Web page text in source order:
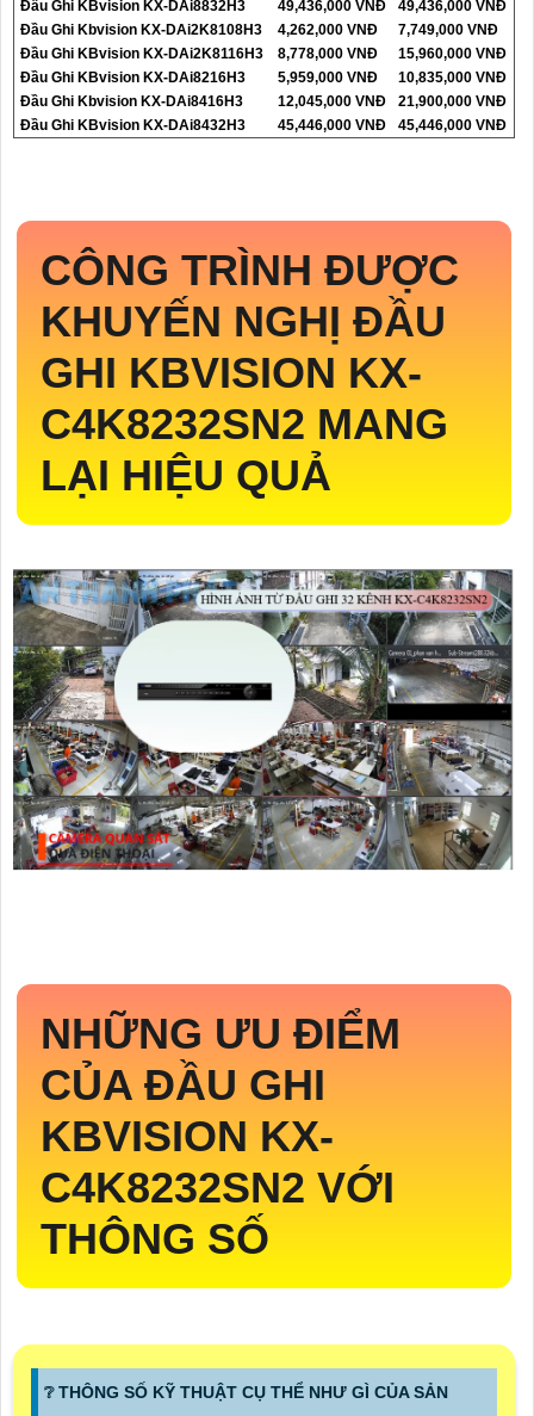
Đầu Ghi KBvision KX-DAi8832H3 49,436,000 VNĐ
49,436,000 VNĐ
Đầu Ghi Kbvision KX-DAi2K8108H3
4,262,000 VNĐ
7,749,000 VNĐ
Đầu Ghi KBvision KX-DAi2K8116H3
8,778,000 VNĐ
15,960,000 VNĐ
Đầu Ghi KBvision KX-DAi8216H3
5,959,000 VNĐ
10,835,000 VNĐ
Đầu Ghi Kbvision KX-DAi8416H3
12,045,000 VNĐ
21,900,000 VNĐ
Đầu Ghi KBvision KX-DAi8432H3
45,446,000 VNĐ 45,446,000 VNĐ
CÔNG TRÌNH ĐƯỢC
KHUYẾN NGHỊ ĐẦU
GHI KBVISION KX-
C4K8232SN2 MANG
LẠI HIỆU QUẢ
NHỮNG ƯU ĐIỂM
CỦA ĐẦU GHI
KBVISION KX-
C4K8232SN2 VỚI
THÔNG SỐ
❔ THÔNG SỐ KỸ THUẬT CỤ THỂ NHƯ GÌ CỦA SẢN